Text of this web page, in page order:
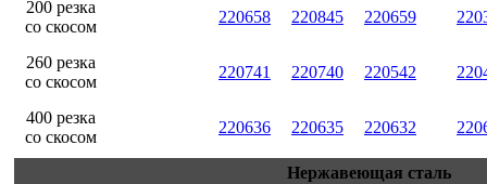
200 резка
со скосом
220658 220845 220659
260 резка
со скосом
220741 220740 220542
400 резка
со скосом
220636 220635 220632
Нержавеющая сталь